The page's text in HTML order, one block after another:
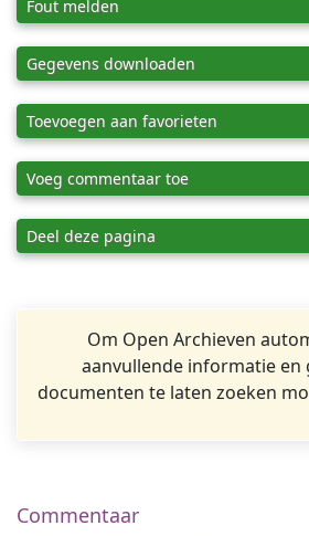
Fout melden
Gegevens downloaden
Toevoegen aan favorieten
Voeg commentaar toe
Deel deze pagina
Om Open Archieven
aanvullende informatie en
documenten te laten zoeken
Commentaar